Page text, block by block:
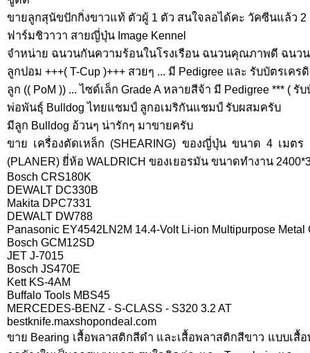
ขายลูกสุนัขปักกิ่งขาวแท้ ตัวผู้ 1 ตัว สนใจลอได้คะ วัคซีนแล้ว 2
ฟาร์มชิวาวา สายญี่ปุ่น Image Kennel
จำหน่าย ฉนวนกันความร้อนในโรงเรือน ฉนวนคุณภาพดี ฉนว
ลูกปอม +++( T-Cup )+++ สวยๆ ... มี Pedigree และ รับบัตรเคร
ลูก (( PoM )) ... ไซด์เล็ก Grade A หลายสีจ้า มี Pedigree *** ( รั
พ่อพันธุ์ Bulldog ไทยแชมป์ ลูกอเมริกันแชมป์ รับผสมครับ
มีลูก Bulldog อ้วนๆ น่ารักๆ มาขายครับ
ขาย เครื่องตัดเหล็ก (SHEARING) ของญี่ปุ่น ขนาด 4 เมตร
(PLANER) ยี่ห้อ WALDRICH ของเยอรมัน ขนาดทำงาน
Bosch CRS180K
DEWALT DC330B
Makita DPC7331
DEWALT DW788
Panasonic EY4542LN2M 14.4-Volt Li-ion Multipurpose Metal
Bosch GCM12SD
JET J-7015
Bosch JS470E
Kett KS-4AM
Buffalo Tools MBS45
MERCEDES-BENZ - S-CLASS - S320 3.2 AT
bestknife.maxshopondeal.com
ขาย Bearing เสื้อพลาสติกสีดำ และเสื้อพลาสติกสีขาว แบบเสื้